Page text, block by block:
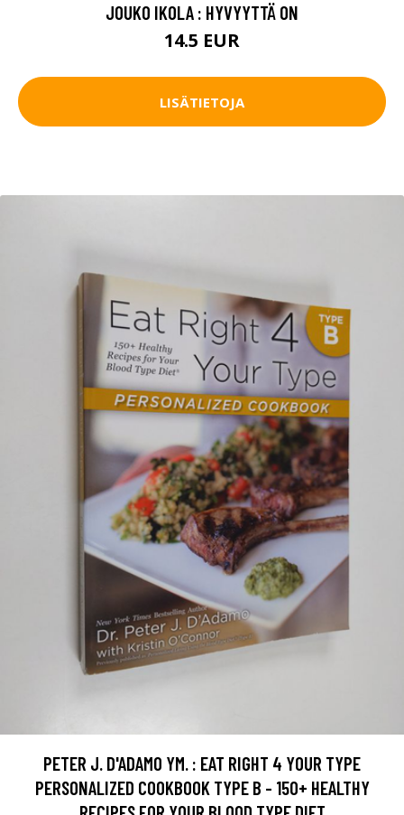
JOUKO IKOLA : HYVYYTTÄ ON
14.5 EUR
LISÄTIETOJA
PETER J. D'ADAMO YM. : EAT RIGHT 4 YOUR TYPE
PERSONALIZED COOKBOOK TYPE B - 150+ HEALTHY